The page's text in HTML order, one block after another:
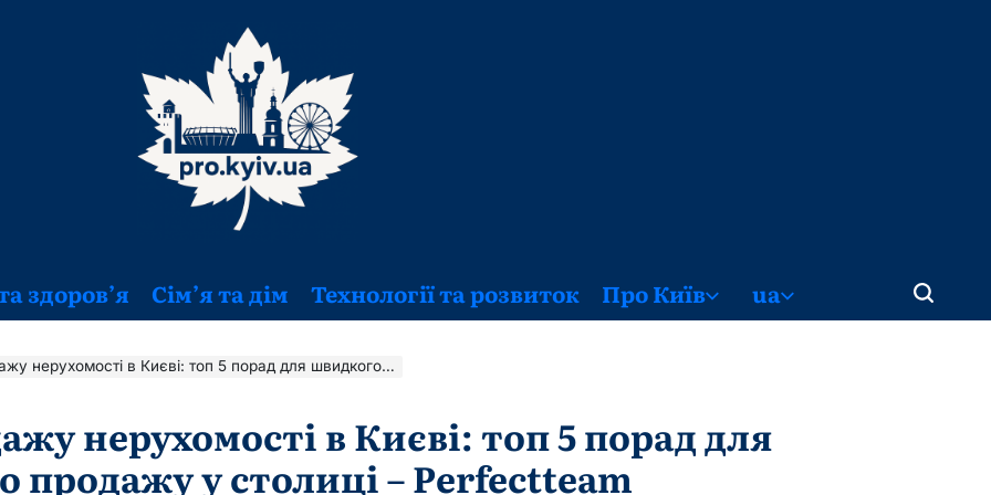
здоров’я Сім’я та дім Технології та розвиток Про Київ ua
в Києві: топ 5 порад для швидкого продажу у столиці – Perfectteam
нерухомості в Києві: топ 5 порад для
продажу у столиці – Perfectteam